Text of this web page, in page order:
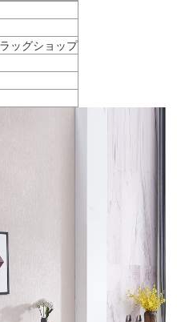
ッグショップ